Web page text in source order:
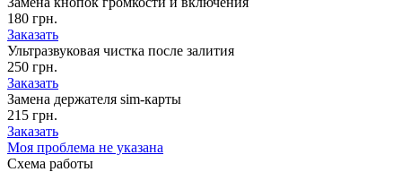
180 грн.
Заказать
Ультразвуковая чистка после залития
250 грн.
Заказать
Замена держателя sim-карты
215 грн.
Заказать
Моя проблема не указана
Схема работы